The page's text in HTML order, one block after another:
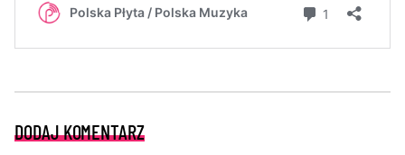
DODAJ KOMENTARZ